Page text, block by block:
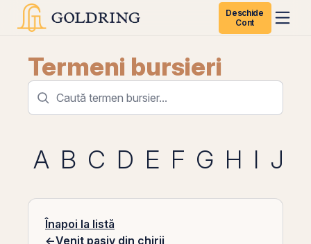
Deschide
Cont
Termeni bursieri
A B C D E F G H I J
Înapoi la listă
←Venit pasiv din chirii